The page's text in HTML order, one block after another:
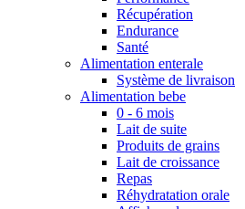
Récupération
Endurance
Santé
Alimentation enterale
Système de livraison
Alimentation bebe
0 - 6 mois
Lait de suite
Produits de grains
Lait de croissance
Repas
Réhydratation orale